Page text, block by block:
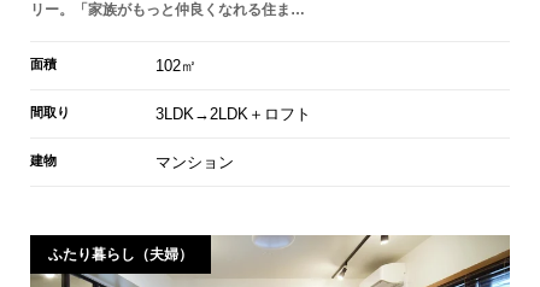
リー。「家族がもっと仲良くなれる住ま…
面積 102㎡
間取り 3LDK→2LDK＋ロフト
建物 マンション
ふたり暮らし（夫婦）